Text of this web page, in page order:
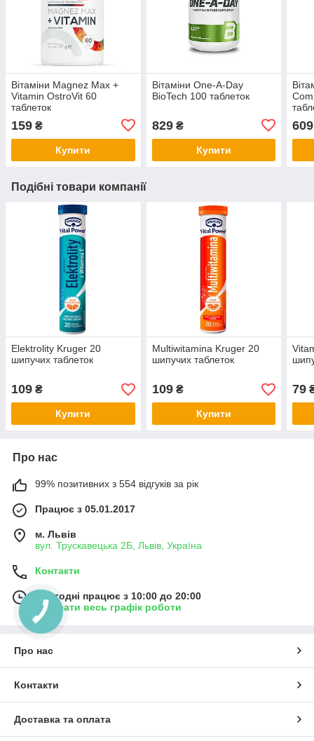
Вітаміни Magnez Max +
Vitamin OstroVit 60
таблеток
159 ₴
Купити
Вітаміни One-A-Day
BioTech 100 таблеток
829₴
Купити
609
Подібні товари компанії
Elektrolity Kruger 20
шипучих таблеток
109 ₴
Купити
Multiwitamina Kruger 20
шипучих таблеток
109₴
Купити
79
Про нас
99% позитивних з 554 відгуків за рік
Працює з 05.01.2017
м. Львів
вул. Трускавецька 2Б, Львів, Україна
Контакти
Сьогодні працює з 10:00 до 20:00
Показати весь графік роботи
Про нас
Контакти
Доставка та оплата